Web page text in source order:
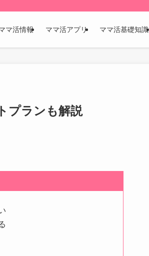
マ活情報 ママ活アプリ ママ活基礎知識
プランも解説